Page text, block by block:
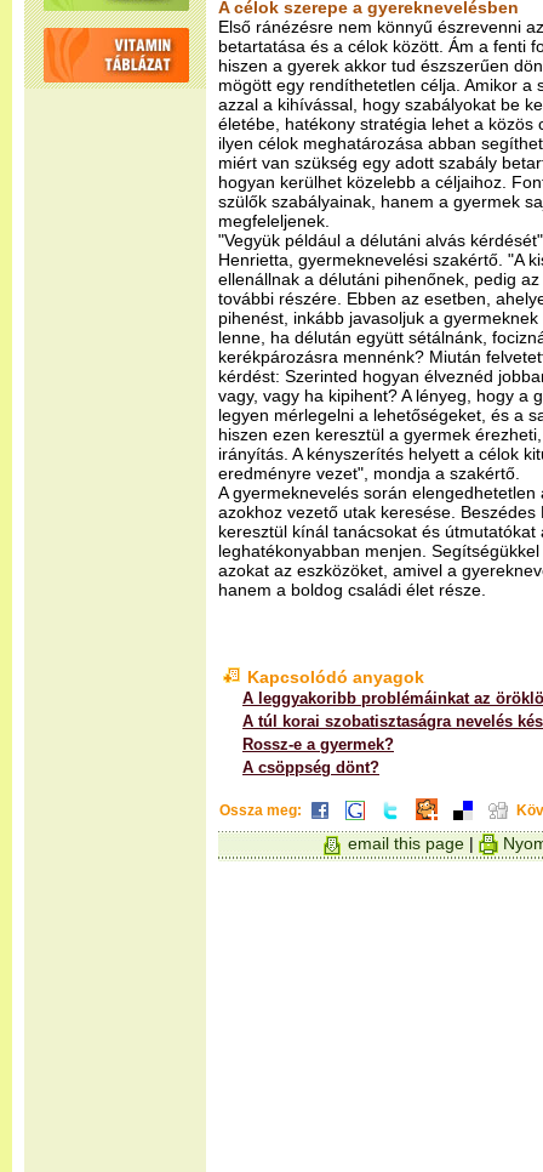
A célok szerepe a gyereknevelésben
Első ránézésre nem könnyű észrevenni
betartatása és a célok között. Ám a fenti
hiszen a gyerek akkor tud észszerűen
mögött egy rendíthetetlen célja. Amikor a
azzal a kihívással, hogy szabályokat be
életébe, hatékony stratégia lehet a közös
ilyen célok meghatározása abban
miért van szükség egy adott szabály
hogyan kerülhet közelebb a céljaihoz.
szülők szabályainak, hanem a gyermek
megfeleljenek.
"Vegyük például a délutáni alvás
Henrietta, gyermeknevelési szakértő. "A
ellenállnak a délutáni pihenőnek, pedig
további részére. Ebben az esetben,
pihenést, inkább javasoljuk a
lenne, ha délután együtt sétálnánk,
kerékpározásra mennénk? Miután
kérdést: Szerinted hogyan élveznéd
vagy, vagy ha kipihent? A lényeg, hogy a
legyen mérlegelni a lehetőségeket, és a
hiszen ezen keresztül a gyermek
irányítás. A kényszerítés helyett a célok
eredményre vezet", mondja a szakértő.
A gyermeknevelés során
azokhoz vezető utak keresése.
keresztül kínál tanácsokat és
leghatékonyabban menjen.
azokat az eszközöket, amivel a
hanem a boldog családi élet része.
Kapcsolódó anyagok
A leggyakoribb problémáinkat az
A túl korai szobatisztaságra nevelés
Rossz-e a gyermek?
A csöppség dönt?
Ossza meg:
email this page |